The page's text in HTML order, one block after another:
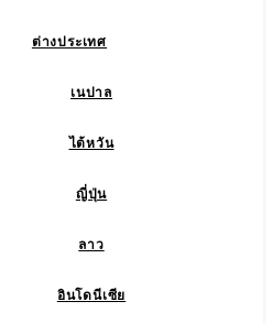
ต่างประเทศ
เนปาล
ไต้หวัน
ญี่ปุ่น
ลาว
อินโดนีเซีย